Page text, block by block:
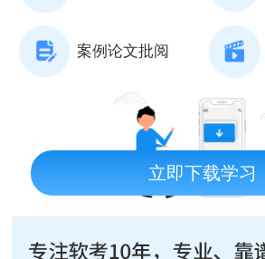
案例论文批阅
立即下载学习